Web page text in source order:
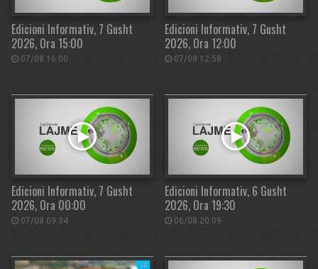
Edicioni Informativ, 7 Gusht
2026, Ora 15:00
07/08 16:00
Edicioni Informativ, 7 Gusht
2026, Ora 12:00
07/08 12:58
Edicioni Informativ, 7 Gusht
2026, Ora 00:00
07/08 09:34
Edicioni Informativ, 6 Gusht
2026, Ora 19:30
06/08 20:09